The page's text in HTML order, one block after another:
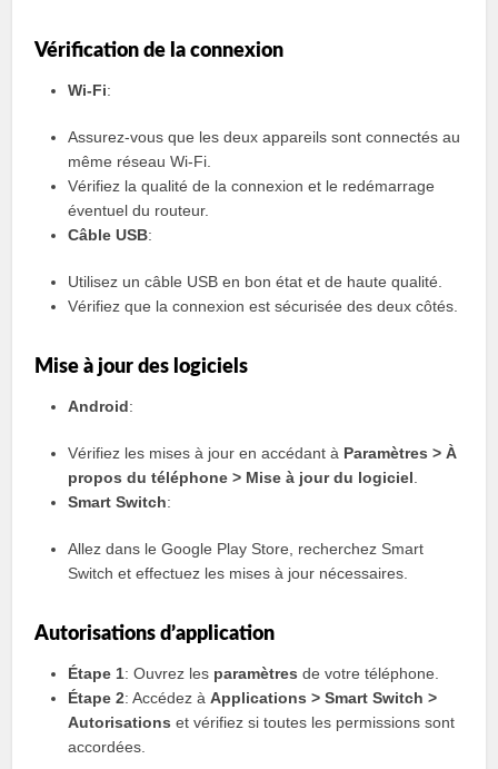
Vérification de la connexion
Wi-Fi:
Assurez-vous que les deux appareils sont connectés au
même réseau Wi-Fi.
Vérifiez la qualité de la connexion et le redémarrage
éventuel du routeur.
Câble USB:
Utilisez un câble USB en bon état et de haute qualité.
Vérifiez que la connexion est sécurisée des deux côtés.
Mise à jour des logiciels
Android:
Vérifiez les mises à jour en accédant à Paramètres > À
propos du téléphone > Mise à jour du logiciel
Smart Switch:
Allez dans le Google Play Store, recherchez Smart
Switch et effectuez les mises à jour nécessaires.
Autorisations d’application
Étape 1: Ouvrez les paramètres de votre téléphone.
Étape 2: Accédez àApplications > Smart Switch >
Autorisations et vérifiez si toutes les permissions sont
accordées.